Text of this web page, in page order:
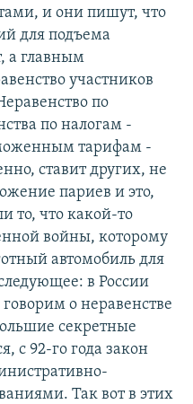
и они пишут, что
для подъема
а главным
участников
по
по налогам -
тарифам -
ставит других, не
париев и это,
то, что какой-то
войны, которому
автомобиль для
в России
о неравенстве
секретные
с 92-го года закон
Так вот в этих